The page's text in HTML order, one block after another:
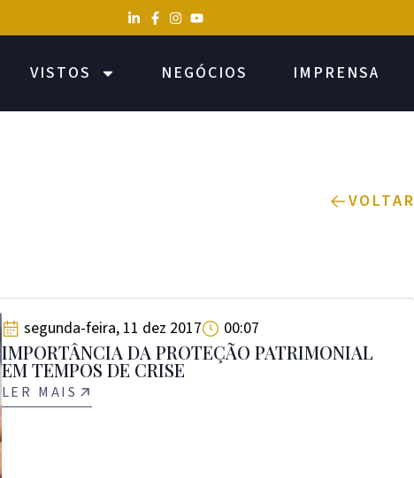
VISTOS NEGÓCIOS IMPRENSA
VOLTAR
segunda-feira, 11 dez 2017 00:07
IMPORTÂNCIA DA PROTEÇÃO PATRIMONIAL
EM TEMPOS DE CRISE
LER MAIS